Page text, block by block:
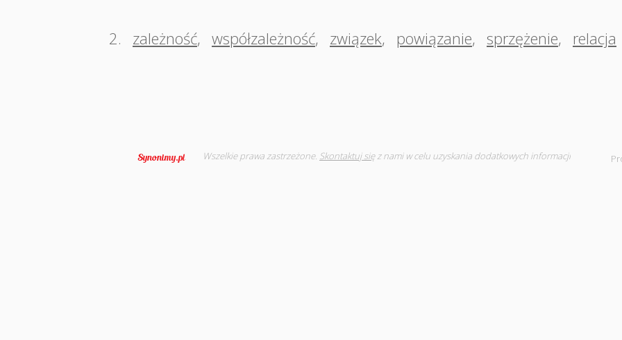
2. zależność, współzależność, związek, powiązanie, sprzężenie, relacja
Wszelkie prawa zastrzeżone. Skontaktuj sięz nami w celu uzyskania dodatkowych informacji